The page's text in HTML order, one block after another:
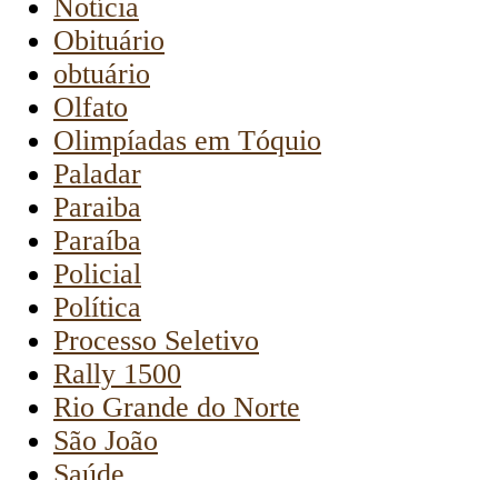
Notícia
Obituário
obtuário
Olfato
Olimpíadas em Tóquio
Paladar
Paraiba
Paraíba
Policial
Política
Processo Seletivo
Rally 1500
Rio Grande do Norte
São João
Saúde